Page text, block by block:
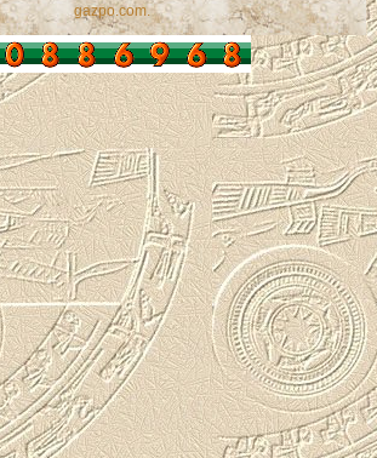
gazpo.com.